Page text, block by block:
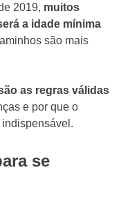
2019, muitos
a idade mínima
são mais
as regras válidas
e por que o
se